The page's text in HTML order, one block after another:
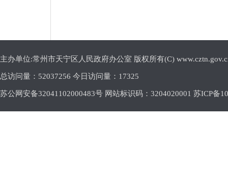
主办单位:常州市天宁区人民政府办公室 版权所有(C)
总访问量： 52037256 今日访问量： 17325
苏公网安备32041102000483号 网站标识码：3204020001 苏ICP备